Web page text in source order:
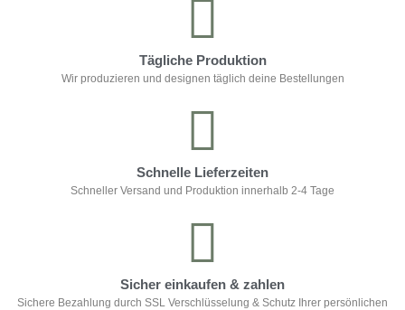
Tägliche Produktion
Wir produzieren und designen täglich deine Bestellungen
Schnelle Lieferzeiten
Schneller Versand und Produktion innerhalb 2-4 Tage
Sicher einkaufen & zahlen
Sichere Bezahlung durch SSL Verschlüsselung & Schutz Ihrer persönlichen